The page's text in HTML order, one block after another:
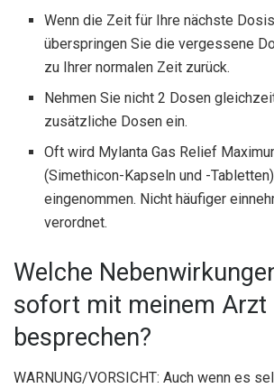
Wenn die Zeit für Ihre nächste
überspringen Sie die vergessene
zu Ihrer normalen Zeit zurück.
Nehmen Sie nicht 2 Dosen
zusätzliche Dosen ein.
Oft wird Mylanta Gas Relief
(Simethicon-Kapseln und -
eingenommen. Nicht häufiger
verordnet.
Welche
sofort mit meinem Arzt
besprechen?
WARNUNG/VORSICHT: Auch wenn es